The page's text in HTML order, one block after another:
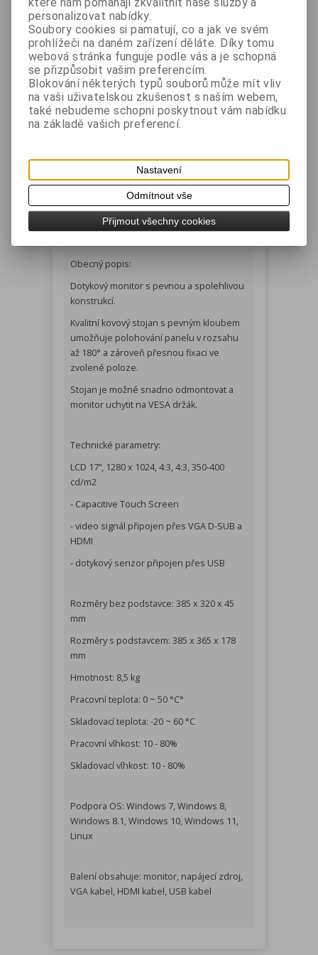
pro EA-1508A, EA-1708
Podrobný popis
Obecný popis:
Dotykový monitor s pevnou a spolehlivou
konstrukcí.
Kvalitní kovový stojan s pevným kloubem
umožňuje polohování panelu v rozsahu
až 180° a zároveň přesnou fixaci ve
zvolené poloze.
Stojan je možné snadno odmontovat a
monitor uchytit na VESA držák.
Technické parametry:
LCD 17“, 1280 x 1024, 4:3, 4:3, 350-400
cd/m2
- Capacitive Touch Screen
- video signál připojen přes VGA D-SUB a
HDMI
- dotykový senzor připojen přes USB
Rozměry bez podstavce: 385 x 320 x 45
mm
Rozměry s podstavcem: 385 x 365 x 178
mm
Hmotnost: 8,5 kg
Pracovní teplota: 0 ~ 50 °C°
Skladovací teplota: -20 ~ 60 °C
Pracovní vlhkost: 10 - 80%
Skladovací vlhkost: 10 - 80%
Podpora OS: Windows 7, Windows 8,
Windows 8.1, Windows 10, Windows 11,
Linux
Balení obsahuje: monitor, napájecí zdroj,
VGA kabel, HDMI kabel, USB kabel
personalizovat nabídky.
Soubory cookies si pamatují, co a jak ve svém
prohlížeči na daném zařízení děláte. Díky tomu
webová stránka funguje podle vás a je schopná
se přizpůsobit vašim preferencím.
Blokování některých typů souborů může mít vliv
na vaši uživatelskou zkušenost s naším webem,
také nebudeme schopni poskytnout vám nabídku
na základě vašich preferencí.
Nastavení
Odmítnout vše
Přijmout všechny cookies